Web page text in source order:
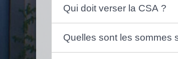
Qui doit verser la CSA ?
Quelles sont les sommes